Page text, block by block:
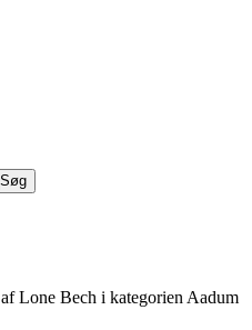
af Lone Bech i kategorien Aadum